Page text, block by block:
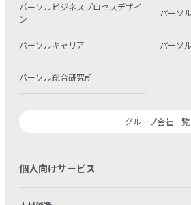
パーソルビジネスプロセスデザイ
ン
パーソ
パーソルキャリア パーソ
パーソル総合研究所
グループ会社一覧
個人向けサービス